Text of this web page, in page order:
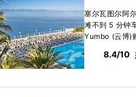
塞尔瓦图尔阿
滩不到 5 分钟
Yumbo (云博)
8.4/10